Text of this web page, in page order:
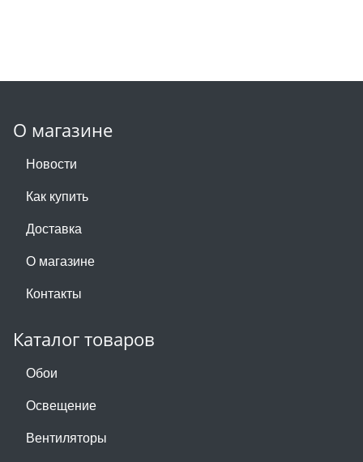
О магазине
Новости
Как купить
Доставка
О магазине
Контакты
Каталог товаров
Обои
Освещение
Вентиляторы